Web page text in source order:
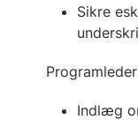
Sikre
Indlæg